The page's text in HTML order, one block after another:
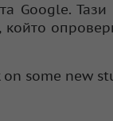
Google.
on some new